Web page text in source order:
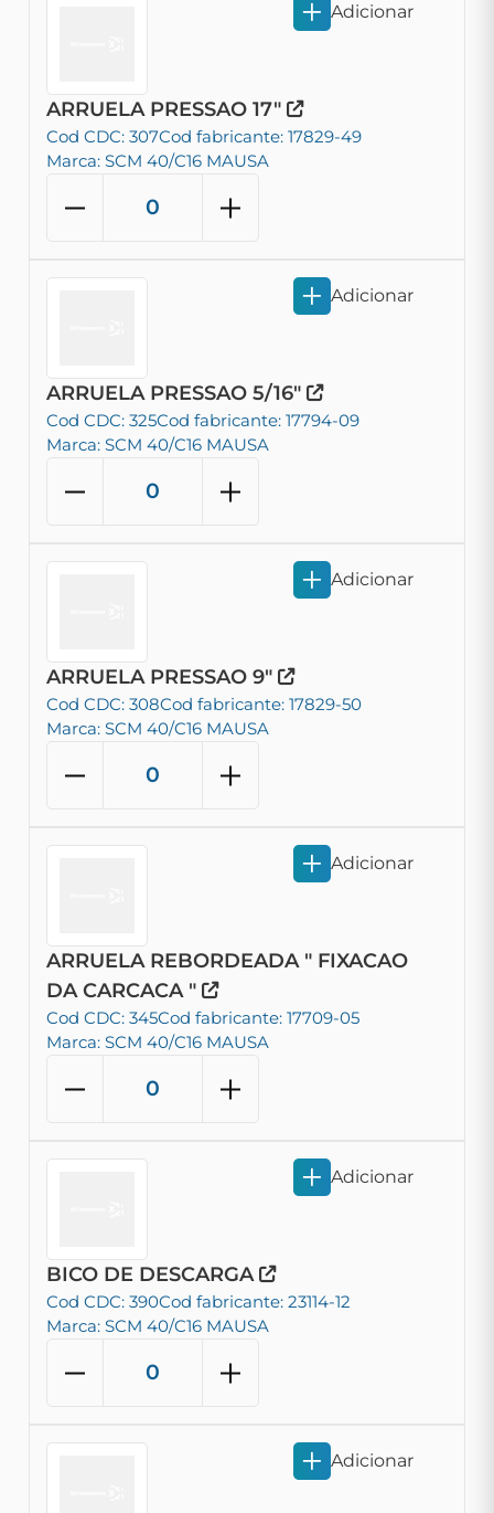
ARRUELA PRESSAO 17"
Cod CDC: 307Cod fabricante: 17829-49
Marca: SCM 40/C16 MAUSA
Adicionar
ARRUELA PRESSAO 5/16"
Cod CDC: 325Cod fabricante: 17794-09
Marca: SCM 40/C16 MAUSA
Adicionar
ARRUELA PRESSAO 9"
Cod CDC: 308Cod fabricante: 17829-50
Marca: SCM 40/C16 MAUSA
Adicionar
ARRUELA REBORDEADA " FIXACAO
DA CARCACA "
Cod CDC: 345Cod fabricante: 17709-05
Marca: SCM 40/C16 MAUSA
Adicionar
BICO DE DESCARGA
Cod CDC: 390Cod fabricante: 23114-12
Marca: SCM 40/C16 MAUSA
Adicionar
Adicionar